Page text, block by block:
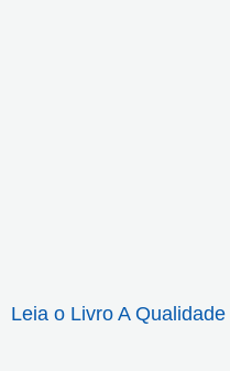
Leia o Livro A